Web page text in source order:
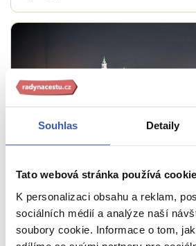
Souhlas Detaily
Tato webová stránka používá
K personalizaci obsahu a reklam,
sociálních médií a analýze naší
soubory cookie. Informace o tom,
Karneval v Benátkách
nejkrásnějších fotografií z
zájezdu do Benátek